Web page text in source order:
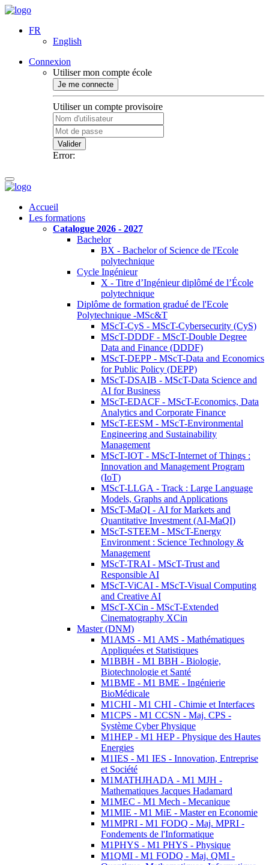
FR
English
Connexion
Utiliser mon compte école
Je me connecte
Utiliser un compte provisoire
Valider
Error:
Accueil
Les formations
Catalogue 2026 - 2027
Bachelor
BX - Bachelor of Science de l'Ecole
polytechnique
Cycle Ingénieur
X - Titre d’Ingénieur diplômé de l’École
polytechnique
Diplôme de formation gradué de l'Ecole
Polytechnique -MSc&T
MScT-CyS - MScT-Cybersecurity (CyS)
MScT-DDDF - MScT-Double Degree
Data and Finance (DDDF)
MScT-DEPP - MScT-Data and Economics
for Public Policy (DEPP)
MScT-DSAIB - MScT-Data Science and
AI for Business
MScT-EDACF - MScT-Economics, Data
Analytics and Corporate Finance
MScT-EESM - MScT-Environmental
Engineering and Sustainability
Management
MScT-IOT - MScT-Internet of Things :
Innovation and Management Program
(IoT)
MScT-LLGA - Track : Large Language
Models, Graphs and Applications
MScT-MaQI - AI for Markets and
Quantitative Investment (AI-MaQI)
MScT-STEEM - MScT-Energy
Environment : Science Technology &
Management
MScT-TRAI - MScT-Trust and
Responsible AI
MScT-ViCAI - MScT-Visual Computing
and Creative AI
MScT-XCin - MScT-Extended
Cinematography XCin
Master (DNM)
M1AMS - M1 AMS - Mathématiques
Appliquées et Statistiques
M1BBH - M1 BBH - Biologie,
Biotechnologie et Santé
M1BME - M1 BME - Ingénierie
BioMédicale
M1CHI - M1 CHI - Chimie et Interfaces
M1CPS - M1 CCSN - Maj. CPS -
Système Cyber Physique
M1HEP - M1 HEP - Physique des Hautes
Energies
M1IES - M1 IES - Innovation, Entreprise
et Société
M1MATHJHADA - M1 MJH -
Mathematiques Jacques Hadamard
M1MEC - M1 Mech - Mecanique
M1MIE - M1 MiE - Master en Economie
M1MPRI - M1 FODQ - Maj. MPRI -
Fondements de l'Informatique
M1PHYS - M1 PHYS - Physique
M1QMI - M1 FODQ - Maj. QMI -